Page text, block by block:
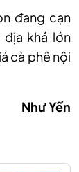
đang cạn
khá lớn
cà phê nội
Như Yến